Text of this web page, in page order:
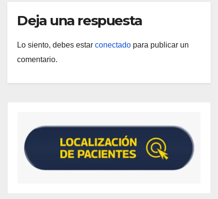
Deja una respuesta
Lo siento, debes estar conectado para publicar un
comentario.